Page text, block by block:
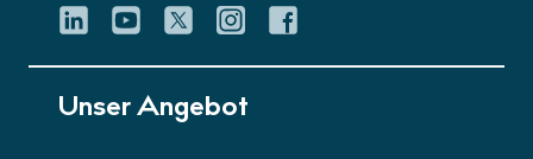
Quiz
Eignung im Vergabeverfahren
Unser Angebot